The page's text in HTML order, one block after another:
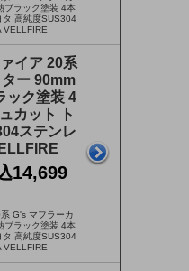
ブラック塗装 4本
タ 高純度SUS304
VELLFIRE
イア 20系
ー 90mm
ック塗装 4
カット ト
ステンレ
14,699
G's マフラーカ
ブラック塗装 4本
タ 高純度SUS304
VELLFIRE